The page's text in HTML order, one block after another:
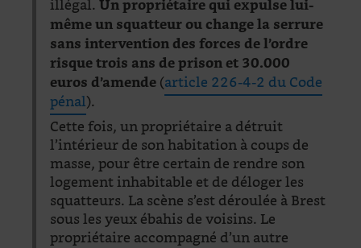
illégal.Un propriétaire qui expulse lui-
même un squatteur ou change la serrure
sans intervention des forces de l’ordre
risque trois ans de prison et 30.000
euros d’amende(article 226-4-2 du Code
pénal).
Cette fois, un propriétaire a détruit
l’intérieur de son habitation à coups de
masse, pour être certain de rendre son
logement inhabitable et de déloger les
squatteurs. La scène s’est déroulée à Brest
sous les yeux ébahis de voisins. Le
propriétaire accompagné d’un autre